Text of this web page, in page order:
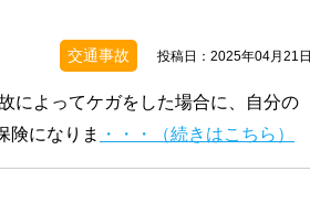
交通事故 投稿日：2025年04月21日
よってケガをした場合に、自分の
険になりま
・・・（続きはこちら）